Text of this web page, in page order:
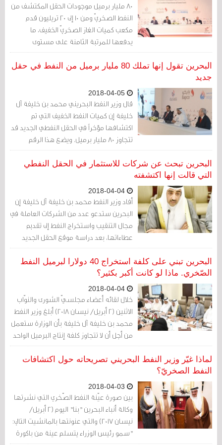
80 مليار برميل موجودات الحقل المكتشف من
النفط الصخريّ ومن 10 إلى 20 تريليون قدم
مكعب كميات الغاز الصخريّ الخفيف، ما
يدفعها للمرتبة الثامنة على مستوى
احتياطات النفط متقدمة على روسيا. هل
تمزح البحرين؟ ليس معلوماً بعد.
البحرين تقول إنها تملك 80 مليار برميل من النفط في حقل
جديد
قال وزير النفط البحريني محمد بن خليفة آل
خليفة إن كميات النفط الخفيف التي تم
اكتشافها مؤخراً في الحقل النفطي الجديد قد
تتجاوز 80 مليار برميل. ويضع هذا الرقم
البحرين بين الدول العشر الأولى في الاحتياطات
النفطية.
البحرين تبحث عن شركات للاستثمار في الحقل النفطي
التي قالت إنها اكتشفته
أفاد وزير النفط محمد بن خليفة آل خليفة إن
البحرين ستدعو عدد من الشركات العاملة في
مجال التنقيب واستخراج النفط إلى تقديم
عطاءاتها، بعد دراسة موقع الحقل الجديد
وإجراء دراسات الجدوى الاقتصادية.
البحرين تبني على كلفة استخراج 40 دولارا لبرميل النفط
الصّخري. ماذا لو كانت أكبر بكثير؟
خلال لقائه أعضاء مجلسيّ الشورى والنوّاب
الاثنين (2 أبريل/ نيسان 2018) أبلغ وزير النفط
محمد بن خليفة آل خليفة بأن الوزارة ستعمل
من أجل أن لا تتجاوز كلفة إنتاج البرميل الواحد
من النفط والغاز الصخريّيْن 40 دولاراً.
‏لماذا غيّر وزير النفط البحريني تصريحاته حول اكتشافات
النفط الصخريّ؟
بين صورة عيّنة النفط الصّخري التي نشرتها
وكالة أنباء البحرين "بنا" اليوم (2 أبريل/
نيسان 2017) والتي عنونتها بالمانشيت التالي:
"سمو رئيس الوزراء يتسلم عينة من باكورة